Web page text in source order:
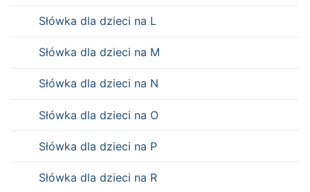
Słówka dla dzieci na L
Słówka dla dzieci na M
Słówka dla dzieci na N
Słówka dla dzieci na O
Słówka dla dzieci na P
Słówka dla dzieci na R